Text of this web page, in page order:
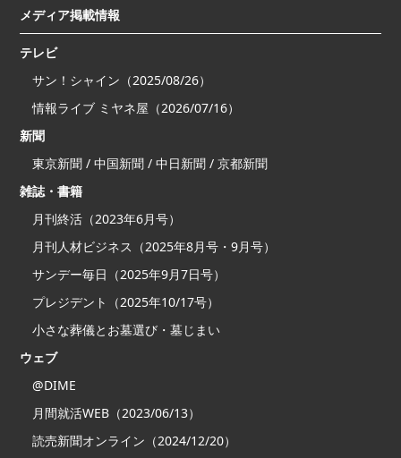
メディア掲載情報
テレビ
サン！シャイン（2025/08/26）
情報ライブ ミヤネ屋（2026/07/16）
新聞
東京新聞 / 中国新聞 / 中日新聞 / 京都新聞
雑誌・書籍
月刊終活（2023年6月号）
月刊人材ビジネス（2025年8月号・9月号）
サンデー毎日（2025年9月7日号）
プレジデント（2025年10/17号）
小さな葬儀とお墓選び・墓じまい
ウェブ
@DIME
月間就活WEB（2023/06/13）
読売新聞オンライン（2024/12/20）